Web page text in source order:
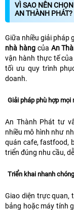
VÌ SAO NÊN
AN THÀNH PHÁT?
Giữa nhiều giải pháp
nhà hàngcủa An
vận hành thực tế
tối ưu quy trình
doanh.
Giải pháp phù hợp mọi
An Thành Phát tư
nhiều mô hình như
quán cafe, fastfood,
triển đúng nhu cầu,
Triển khai nhanh chóng
Giao diện trực quan,
bảng hoặc máy tính